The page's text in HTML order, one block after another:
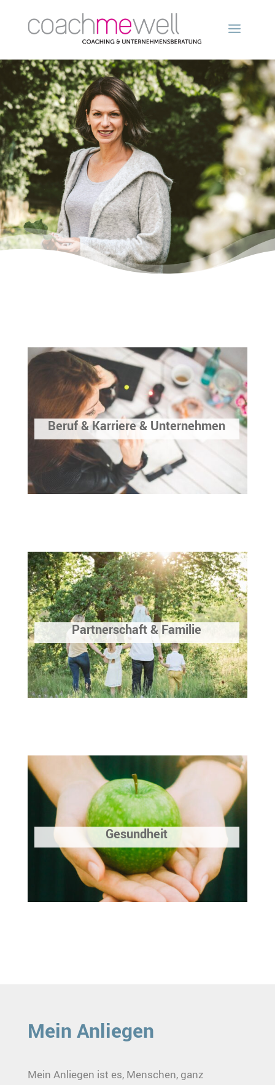
Beruf & Karriere & Unternehmen
Partnerschaft & Familie
Gesundheit
Mein Anliegen
Mein Anliegen ist es, Menschen, ganz